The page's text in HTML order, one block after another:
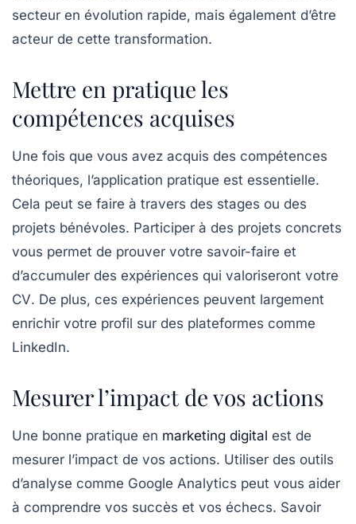
secteur en évolution rapide, mais également d’être
acteur de cette transformation.
Mettre en pratique les
compétences acquises
Une fois que vous avez acquis des compétences
théoriques, l’application pratique est essentielle.
Cela peut se faire à travers des stages ou des
projets bénévoles. Participer à des projets concrets
vous permet de prouver votre savoir-faire et
d’accumuler des expériences qui valoriseront votre
CV. De plus, ces expériences peuvent largement
enrichir votre profil sur des plateformes comme
LinkedIn.
Mesurer l’impact de vos actions
Une bonne pratique en marketing digital est de
mesurer l’impact de vos actions. Utiliser des outils
d’analyse comme Google Analytics peut vous aider
à comprendre vos succès et vos échecs. Savoir